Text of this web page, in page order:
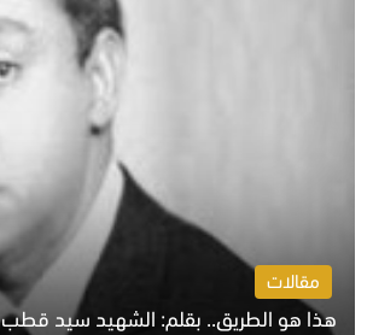
مقالات
هذا هو الطريق.. بقلم: الشهيد سيد قطب